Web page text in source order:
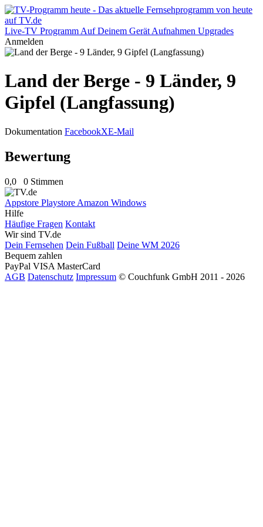
Live-TV Programm Auf Deinem Gerät Aufnahmen Upgrades
Anmelden
Land der Berge - 9 Länder, 9
Gipfel (Langfassung)
Dokumentation FacebookXE-Mail
Bewertung
0,0 0 Stimmen
Appstore Playstore Amazon Windows
Hilfe
Häufige Fragen Kontakt
Wir sind TV.de
Dein Fernsehen Dein Fußball Deine WM 2026
Bequem zahlen
PayPal VISA MasterCard
AGB Datenschutz Impressum © Couchfunk GmbH 2011 - 2026